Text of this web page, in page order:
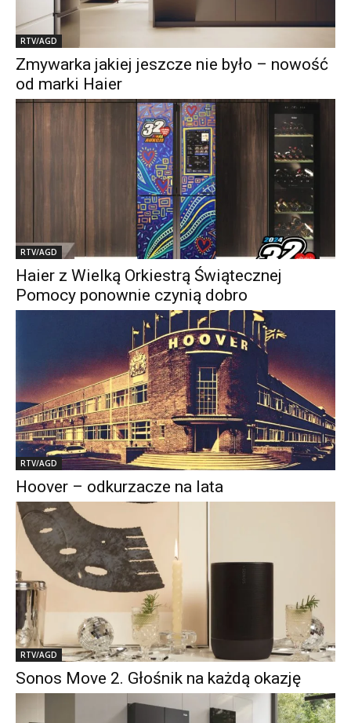
RTV/AGD
Zmywarka jakiej jeszcze nie było – nowość
od marki Haier
RTV/AGD
Haier z Wielką Orkiestrą Świątecznej
Pomocy ponownie czynią dobro
RTV/AGD
Hoover – odkurzacze na lata
RTV/AGD
Sonos Move 2. Głośnik na każdą okazję